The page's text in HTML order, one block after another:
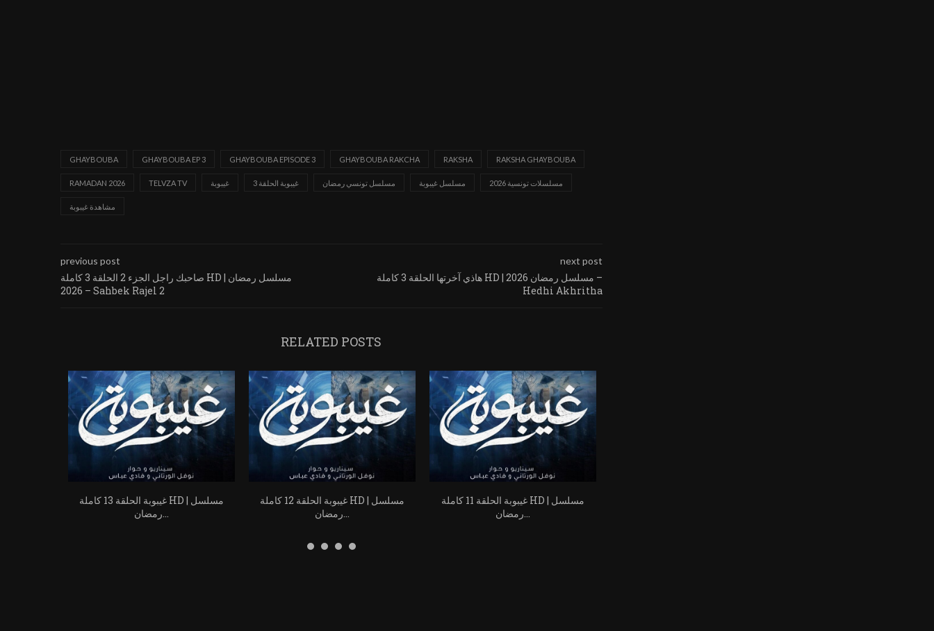
GHAYBOUBA GHAYBOUBA EP 3 GHAYBOUBA EPISODE 3 GHAYBOUBA RAKCHA RAKSHA RAKSHA GHAYBOUBA
RAMADAN 2026 TELVZA TV غيبوبة غيبوبة الحلقة 3 مسلسل تونسي رمضان مسلسل غيبوبة مسلسلات تونسية 2026
مشاهدة غيبوبة
previous post
صاحبك راجل الجزء 2 الحلقة 3 كاملة HD | مسلسل رمضان
2026 – Sahbek Rajel 2
next post
هاذي آخرتها الحلقة 3 كاملة HD | مسلسل رمضان 2026 –
Hedhi Akhritha
RELATED POSTS
غيبوبة الحلقة 13 كاملة HD | مسلسل
رمضان...
غيبوبة الحلقة 12 كاملة HD | مسلسل
رمضان...
غيبوبة الحلقة 11 كاملة HD | مسلسل
رمضان...